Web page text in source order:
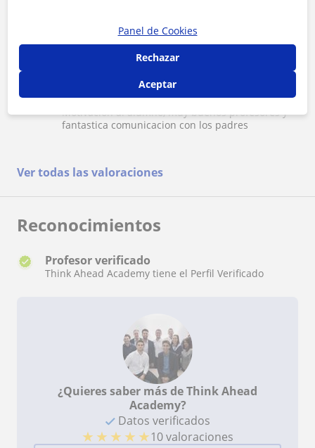
disponibilidad para cualquier duda es excelente.
Tanto la calidad de la enseñanza como el flujo de
información con los padres es excelente.
M ★
Motivacion al alumno, muy buenos profesores y
fantastica comunicacion con los padres
Ver todas las valoraciones
Reconocimientos
Profesor verificado
Think Ahead Academy tiene el Perfil Verificado
¿Quieres saber más de Think Ahead
Academy?
Datos verificados
★ ★ ★ ★ ★10 valoraciones
Panel de Cookies
Rechazar
Aceptar